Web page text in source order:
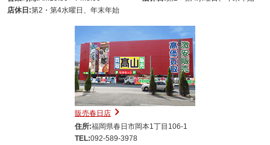
店休日:第2・第4水曜日、年末年始
販売春日店
住所:福岡県春日市岡本1丁目106-1
TEL:092-589-3978